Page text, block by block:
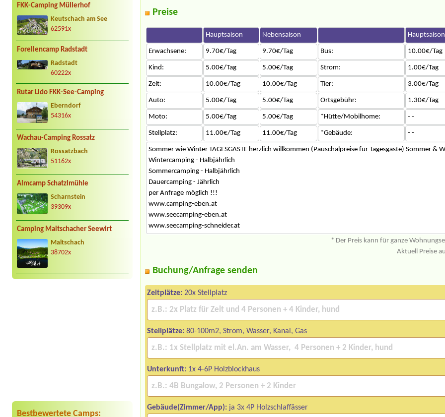
FKK-Camping Müllerhof
Keutschach am See
62591x
Forellencamp Radstadt
Radstadt
60222x
Rutar Lido FKK-See-Camping
Eberndorf
54316x
Wachau-Camping Rossatz
Rossatzbach
51162x
Almcamp Schatzlmühle
Scharnstein
39309x
Camping Maltschacher Seewirt
Maltschach
38702x
Bestbewertete Camps:
Preise
Hauptsaison Nebensaison Hauptsaison
Erwachsene: 9.70€/Tag 9.70€/Tag Bus: 10.00€/Tag
Kind: 5.00€/Tag 5.00€/Tag Strom: 1.00€/Tag
Zelt: 10.00€/Tag 10.00€/Tag Tier: 3.00€/Tag
Auto: 5.00€/Tag 5.00€/Tag Ortsgebühr: 1.30€/Tag
Moto: 5.00€/Tag 5.00€/Tag *Hütte/Mobilhome: - -
Stellplatz: 11.00€/Tag 11.00€/Tag *Gebäude: - -
Sommer wie Winter TAGESGÄSTE herzlich willkommen (Pauschalpreise für Tagesgäste) Sommer &
Wintercamping - Halbjährlich
Sommercamping - Halbjährlich
Dauercamping - Jährlich
per Anfrage möglich !!!
www.camping-eben.at
www.seecamping-eben.at
www.seecamping-schneider.at
* Der Preis kann für ganze
Aktuell Preise
Buchung/Anfrage senden
Zeltplätze: 20x Stellplatz
Stellplätze: 80-100m2, Strom, Wasser, Kanal, Gas
Unterkunft: 1x 4-6P Holzblockhaus
Gebäude(Zimmer/App): ja 3x 4P Holzschlaffässer